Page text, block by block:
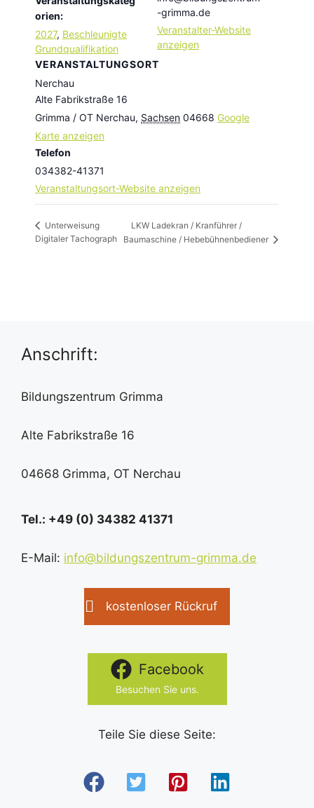
orien:
2027, Beschleunigte
Grundqualifikation
VERANSTALTUNGSORT
Nerchau
Alte Fabrikstraße 16
Grimma / OT Nerchau, Sachsen 04668 Google
Karte anzeigen
Telefon
034382-41371
Veranstaltungsort-Website anzeigen
-grimma.de
Veranstalter-Website
anzeigen
Unterweisung
Digitaler Tachograph
LKW Ladekran / Kranführer /
Baumaschine / Hebebühnenbediener
Anschrift:
Bildungszentrum Grimma
Alte Fabrikstraße 16
04668 Grimma, OT Nerchau
Tel.: +49 (0) 34382 41371
E-Mail: info@bildungszentrum-grimma.de
kostenloser Rückruf
Facebook
Besuchen Sie uns.
Teile Sie diese Seite: